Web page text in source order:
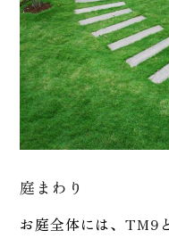
庭まわり
お庭全体には、 TM9